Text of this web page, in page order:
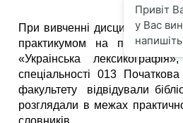
При вивченні дисципліни
практикумом на
«Украінська
спеціальності 013 Початкова
факультету відвідували
розглядали в межах
словників.